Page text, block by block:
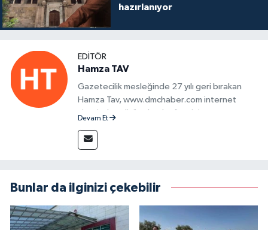
hazırlanıyor
EDITÖR
Hamza TAV
Gazetecilik mesleğinde 27 yılı geri bırakan
Hamza Tav, www.dmchaber.com internet
sitesinde editör olarak görevini
Devam Et
Bunlar da ilginizi çekebilir